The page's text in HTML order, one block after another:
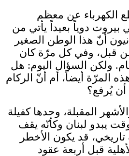
الكهرباء عن معظم
دوياً بعيداً يأتي من
أنّ هذا الوطن الصغير
قبل، وفي كل مرّة كان
ولكن السؤال اليوم: هل
المرّة أيضاً، أم أنّ الركام
يُرفع؟
المقبلة، وحدها كفيلة
يبدو لبنان وكأنّه يقف
قد يكون الأخطر